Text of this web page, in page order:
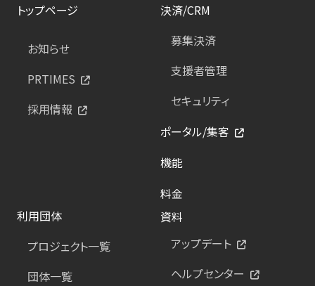
トップページ
お知らせ
PRTIMES
採用情報
決済/CRM
募集決済
支援者管理
セキュリティ
ポータル/集客
機能
料金
利用団体
プロジェクト一覧
団体一覧
資料
アップデート
ヘルプセンター